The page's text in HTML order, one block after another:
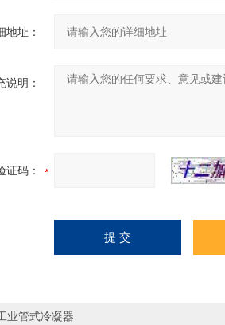
地址：
说明：
证码：
业管式冷凝器